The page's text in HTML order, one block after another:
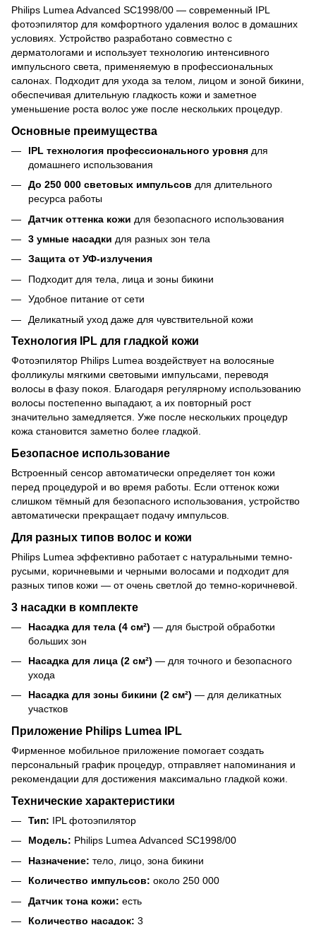
Philips Lumea Advanced SC1998/00 — современный IPL
фотоэпилятор для комфортного удаления волос в домашних
условиях. Устройство разработано совместно с
дерматологами и использует технологию интенсивного
импульсного света, применяемую в профессиональных
салонах. Подходит для ухода за телом, лицом и зоной бикини,
обеспечивая длительную гладкость кожи и заметное
уменьшение роста волос уже после нескольких процедур.
Основные преимущества
IPL технология профессионального уровня для
домашнего использования
До 250 000 световых импульсов для длительного
ресурса работы
Датчик оттенка кожи для безопасного использования
3 умные насадки для разных зон тела
Защита от УФ-излучения
Подходит для тела, лица и зоны бикини
Удобное питание от сети
Деликатный уход даже для чувствительной кожи
Технология IPL для гладкой кожи
Фотоэпилятор Philips Lumea воздействует на волосяные
фолликулы мягкими световыми импульсами, переводя
волосы в фазу покоя. Благодаря регулярному использованию
волосы постепенно выпадают, а их повторный рост
значительно замедляется. Уже после нескольких процедур
кожа становится заметно более гладкой.
Безопасное использование
Встроенный сенсор автоматически определяет тон кожи
перед процедурой и во время работы. Если оттенок кожи
слишком тёмный для безопасного использования, устройство
автоматически прекращает подачу импульсов.
Для разных типов волос и кожи
Philips Lumea эффективно работает с натуральными темно-
русыми, коричневыми и черными волосами и подходит для
разных типов кожи — от очень светлой до темно-коричневой.
3 насадки в комплекте
Насадка для тела (4 см²) — для быстрой обработки
больших зон
Насадка для лица (2 см²) — для точного и безопасного
ухода
Насадка для зоны бикини (2 см²) — для деликатных
участков
Приложение Philips Lumea IPL
Фирменное мобильное приложение помогает создать
персональный график процедур, отправляет напоминания и
рекомендации для достижения максимально гладкой кожи.
Технические характеристики
Тип: IPL фотоэпилятор
Модель: Philips Lumea Advanced SC1998/00
Назначение: тело, лицо, зона бикини
Количество импульсов: около 250 000
Датчик тона кожи: есть
Количество насадок: 3